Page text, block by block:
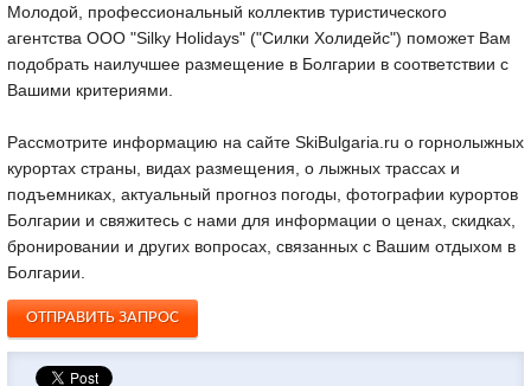
Молодой, профессиональный коллектив туристического
агентства ООО "Silky Holidays" ("Силки Холидейс") поможет Вам
подобрать наилучшее размещение в Болгарии в соответствии с
Вашими критериями.
Рассмотрите информацию на сайте SkiBulgaria.ru о горнолыжных
курортах страны, видах размещения, о лыжных трассах и
подъемниках, актуальный прогноз погоды, фотографии курортов
Болгарии и свяжитесь с нами для информации о ценах, скидках,
бронировании и других вопросах, связанных с Вашим отдыхом в
Болгарии.
ОТПРАВИТЬ ЗАПРОС